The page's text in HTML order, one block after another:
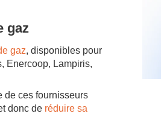
gaz
gaz, disponibles pour
Enercoop, Lampiris,
de ces fournisseurs
donc de réduire sa